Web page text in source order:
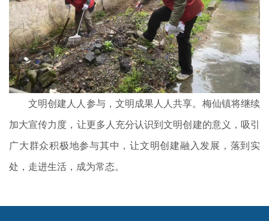
文明创建人人参与，文明成果人人共享。梅仙镇将继续
加大宣传力度，让更多人充分认识到文明创建的意义，吸引
广大群众积极地参与其中，让文明创建融入发展，落到实
处，走进生活，成为常态。